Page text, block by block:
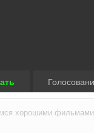
хорошими фильмами